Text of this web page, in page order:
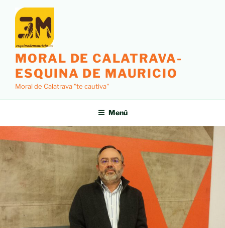
MORAL DE CALATRAVA-
ESQUINA DE MAURICIO
Moral de Calatrava "te cautiva"
Menú